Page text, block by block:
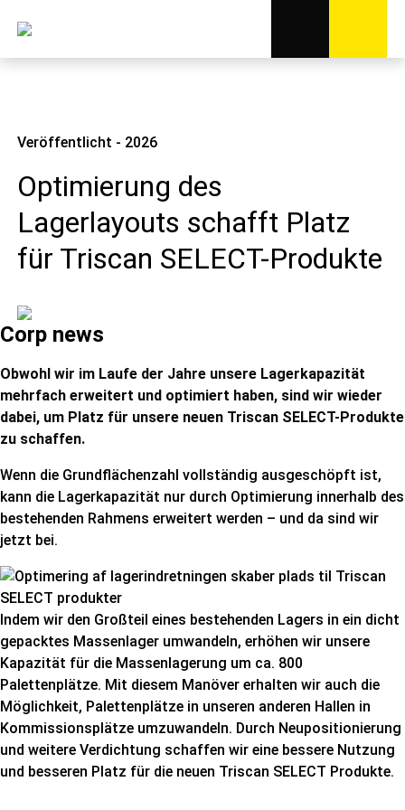
Veröffentlicht - 2026
Optimierung des
Lagerlayouts schafft Platz
für Triscan SELECT-Produkte
Corp news
Obwohl wir im Laufe der Jahre unsere Lagerkapazität
mehrfach erweitert und optimiert haben, sind wir wieder
dabei, um Platz für unsere neuen Triscan SELECT-Produkte
zu schaffen.
Wenn die Grundflächenzahl vollständig ausgeschöpft ist,
kann die Lagerkapazität nur durch Optimierung innerhalb des
bestehenden Rahmens erweitert werden – und da sind wir
jetzt bei.
Indem wir den Großteil eines bestehenden Lagers in ein dicht
gepacktes Massenlager umwandeln, erhöhen wir unsere
Kapazität für die Massenlagerung um ca. 800
Palettenplätze. Mit diesem Manöver erhalten wir auch die
Möglichkeit, Palettenplätze in unseren anderen Hallen in
Kommissionsplätze umzuwandeln. Durch Neupositionierung
und weitere Verdichtung schaffen wir eine bessere Nutzung
und besseren Platz für die neuen Triscan SELECT Produkte.